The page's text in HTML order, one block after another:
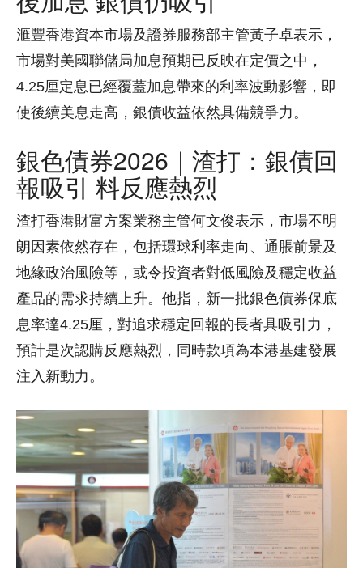
滙豐香港資本市場及證券服務部主管黃子卓表示，
市場對美國聯儲局加息預期已反映在定價之中，
4.25厘定息已經覆蓋加息帶來的利率波動影響，即
使後續美息走高，銀債收益依然具備競爭力。
銀色債券2026｜渣打：銀債回
報吸引 料反應熱烈
渣打香港財富方案業務主管何文俊表示，市場不明
朗因素依然存在，包括環球利率走向、通脹前景及
地緣政治風險等，或令投資者對低風險及穩定收益
產品的需求持續上升。他指，新一批銀色債券保底
息率達4.25厘，對追求穩定回報的長者具吸引力，
預計是次認購反應熱烈，同時款項為本港基建發展
注入新動力。